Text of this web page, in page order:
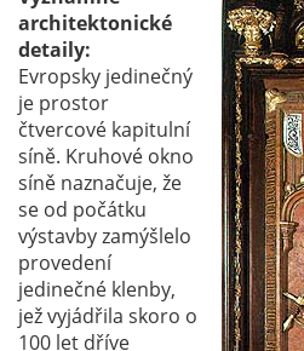
architektonické
detaily:
Evropsky jedinečný
je prostor
čtvercové kapitulní
síně. Kruhové okno
síně naznačuje, že
se od počátku
výstavby zamýšlelo
provedení
jedinečné klenby,
jež vyjádřila skoro o
100 let dříve